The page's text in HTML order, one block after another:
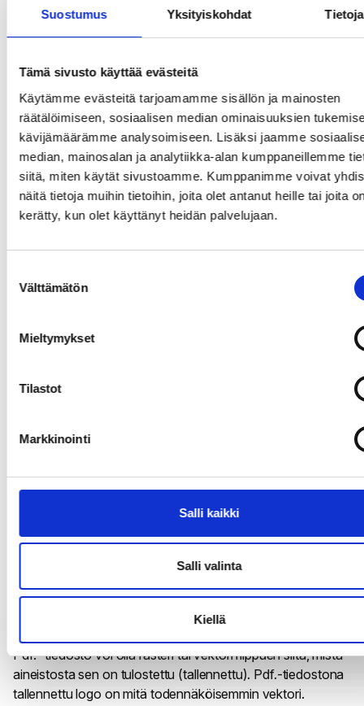
Suostumus Yksityiskohdat Tietoja
Tämä sivusto käyttää evästeitä
Käytämme evästeitä tarjoamamme sisällön ja mainosten
räätälöimiseen, sosiaalisen median ominaisuuksien
kävijämäärämme analysoimiseen. Lisäksi jaamme
median, mainosalan ja analytiikka-alan kumppaneillemme
siitä, miten käytät sivustoamme. Kumppanimme voivat
näitä tietoja muihin tietoihin, joita olet antanut heille tai joita
kerätty, kun olet käyttänyt heidän palvelujaan.
valinta
Välttämätön
Mieltymykset
Tilastot
Markkinointi
Salli kaikki
Salli valinta
Kiellä
rasterikuvaksi onnistuu hetkessä kun taas rasterikuvan
vektorointi voi olla haastava ja aikaa vievää prosessi.
loputtomiin kun taas rasterinkuvan laatu huononee joka
tallennuksen jälkeen.
Vektoritiedosto muodostuu matemaattisista yhtälöistä
EPS. (Encapsulated PostScript)
Eps. on yleisin vektoriformaatti, joka soveltuu niin logojen,
graafisten elementtien kuin erilaisten vektoroitujen kuvien
vektoritiedostona tai painokelpoisena tiedostona, hae
yrityksesi kuvapankista eps.-päätteinen tiedosto - se on
juuri se, mitä toivotaan.
PDF. (Portable Document Format)
Pdf. -tiedosto voi olla rasteri tai vektori riippuen siitä, mistä
aineistosta sen on tulostettu (tallennettu). Pdf.-tiedostona
tallennettu logo on mitä todennäköisemmin vektori.